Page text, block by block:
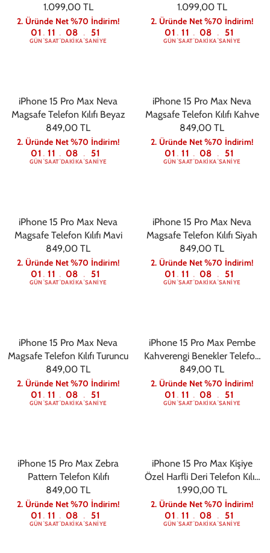
Kılıfı - Kahve
1.099,00 TL
2. Üründe Net %70 İndirim!
01
GÜN : 11
SAAT: 08
DAKIKA: 50
SANIYE
Kılıfı - Gold
1.099,00 TL
2. Üründe Net %70 İndirim!
01
GÜN : 11
SAAT: 08
DAKIKA: 50
SANIYE
iPhone 15 Pro Max Neva
Magsafe Telefon Kılıfı Beyaz
849,00 TL
2. Üründe Net %70 İndirim!
01
GÜN : 11
SAAT: 08
DAKIKA: 50
SANIYE
iPhone 15 Pro Max Neva
Magsafe Telefon Kılıfı Kahve
849,00 TL
2. Üründe Net %70 İndirim!
01
GÜN : 11
SAAT: 08
DAKIKA: 50
SANIYE
iPhone 15 Pro Max Neva
Magsafe Telefon Kılıfı Mavi
849,00 TL
2. Üründe Net %70 İndirim!
01
GÜN : 11
SAAT: 08
DAKIKA: 50
SANIYE
iPhone 15 Pro Max Neva
Magsafe Telefon Kılıfı Siyah
849,00 TL
2. Üründe Net %70 İndirim!
01
GÜN : 11
SAAT: 08
DAKIKA: 50
SANIYE
iPhone 15 Pro Max Neva
Magsafe Telefon Kılıfı Turuncu
849,00 TL
2. Üründe Net %70 İndirim!
01
GÜN : 11
SAAT: 08
DAKIKA: 50
SANIYE
iPhone 15 Pro Max Pembe
Kahverengi Benekler Telefon
Kılıfı
849,00 TL
2. Üründe Net %70 İndirim!
01
GÜN : 11
SAAT: 08
DAKIKA: 50
SANIYE
iPhone 15 Pro Max Zebra
Pattern Telefon Kılıfı
849,00 TL
2. Üründe Net %70 İndirim!
01
GÜN : 11
SAAT: 08
DAKIKA: 50
SANIYE
iPhone 15 Pro Max Kişiye
Özel Harfli Deri Telefon Kılıfı
Siyah
1.990,00 TL
2. Üründe Net %70 İndirim!
01
GÜN : 11
SAAT: 08
DAKIKA: 50
SANIYE